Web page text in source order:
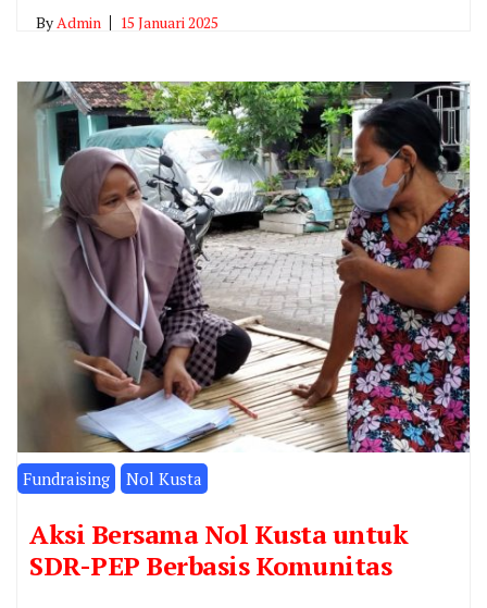
By Admin 15 Januari 2025
Fundraising Nol Kusta
Aksi Bersama Nol Kusta untuk
SDR-PEP Berbasis Komunitas